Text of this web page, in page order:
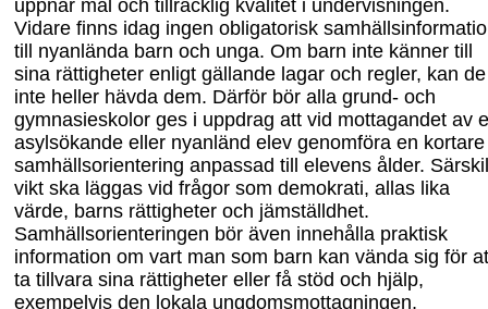
uppnår mål och tillräcklig kvalitet i undervisningen.
Vidare finns idag ingen obligatorisk
till nyanlända barn och unga. Om barn inte känner till
sina rättigheter enligt gällande lagar och regler, kan de
inte heller hävda dem. Därför bör alla grund- och
gymnasieskolor ges i uppdrag att vid mottagandet av
asylsökande eller nyanländ elev genomföra en kortare
samhällsorientering anpassad till elevens ålder.
vikt ska läggas vid frågor som demokrati, allas lika
värde, barns rättigheter och jämställdhet.
Samhällsorienteringen bör även innehålla praktisk
information om vart man som barn kan vända sig för
ta tillvara sina rättigheter eller få stöd och hjälp,
exempelvis den lokala ungdomsmottagningen,